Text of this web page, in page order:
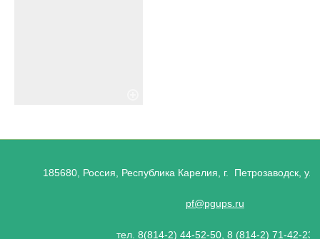
185680, Россия, Республика Карелия, г. Петрозаводск,
pf@pgups.ru
тел. 8(814-2) 44-52-50, 8 (814-2) 71-42-23